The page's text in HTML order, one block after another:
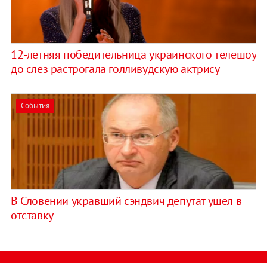
12-летняя победительница украинского телешоу
до слез растрогала голливудскую актрису
События
В Словении укравший сэндвич депутат ушел в
отставку